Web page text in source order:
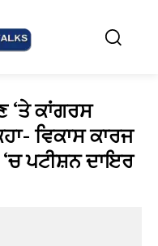
‘ਤੇ ਕਾਂਗਰਸ
ਵਿਕਾਸ ਕਾਰਜ
ਪਟੀਸ਼ਨ ਦਾਇਰ